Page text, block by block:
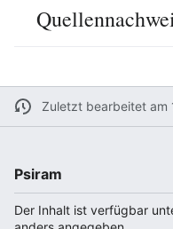
Zuletzt bearbeitet am
Psiram
Der Inhalt ist verfügbar